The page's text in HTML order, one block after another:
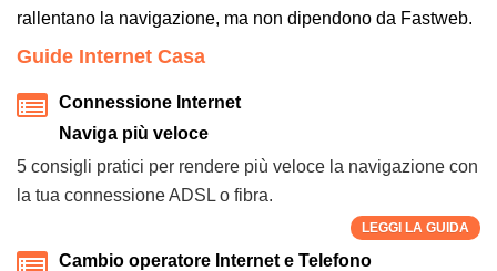
rallentano la navigazione, ma non dipendono da Fastweb.
Guide Internet Casa
Connessione Internet
Naviga più veloce
5 consigli pratici per rendere più veloce la navigazione con
la tua connessione ADSL o fibra.
LEGGI LA GUIDA
Cambio operatore Internet e Telefono